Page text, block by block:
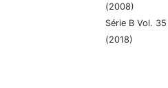
(2008)
Série B Vol.
(2018)